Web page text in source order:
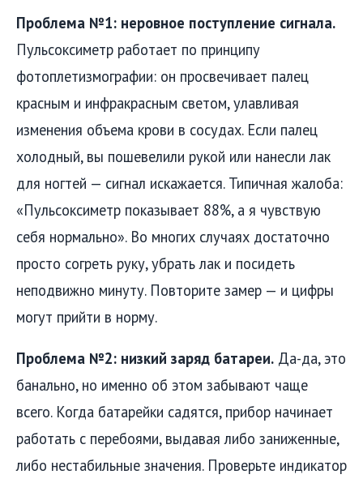
Проблема №1: неровное поступление сигнала.
Пульсоксиметр работает по принципу
фотоплетизмографии: он просвечивает палец
красным и инфракрасным светом, улавливая
изменения объема крови в сосудах. Если палец
холодный, вы пошевелили рукой или нанесли лак
для ногтей — сигнал искажается. Типичная жалоба:
«Пульсоксиметр показывает 88%, а я чувствую
себя нормально». Во многих случаях достаточно
просто согреть руку, убрать лак и посидеть
неподвижно минуту. Повторите замер — и цифры
могут прийти в норму.
Проблема №2: низкий заряд батареи. Да-да, это
банально, но именно об этом забывают чаще
всего. Когда батарейки садятся, прибор начинает
работать с перебоями, выдавая либо заниженные,
либо нестабильные значения. Проверьте индикатор